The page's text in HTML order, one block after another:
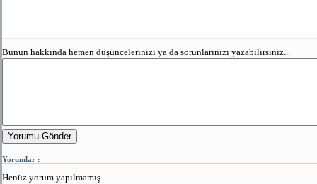
Bunun hakkında hemen düşüncelerinizi ya da sorunlarınızı yazabilirsiniz...
Yorumu Gönder
Yorumlar :
Henüz yorum yapılmamış